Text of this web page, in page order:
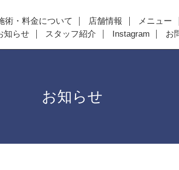
術・料金について 店舗情報 メニュー
知らせ スタッフ紹介 Instagram お
お知らせ